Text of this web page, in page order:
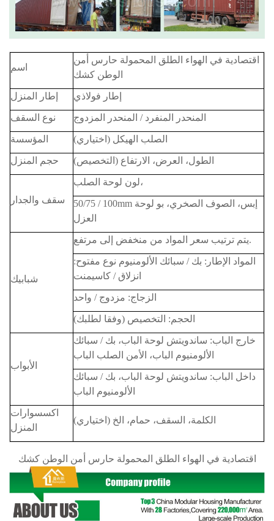
اسم
اقتصادية في الهواء الطلق المحمولة حارس أمن
الوطن كشك
إطار المنزل إطار فولاذي
نوع السقف المنحدر المنفرد / المنحدر المزدوج
المؤسسة الصلب الهيكل (اختياري)
حجم المنزل الطول، العرض، الارتفاع (التخصيص)
سقف والجدار
لون لوحة الصلب،
50/75 / 100mm إبس، الصوف الصخري، بو لوحة
العزل
شبابيك
يتم ترتيب سعر المواد من منخفض إلى مرتفع.
المواد الإطار: بك / سبائك الألومنيوم نوع مفتوح:
انزلاق / كاسيمنت
الزجاج: مزدوج / واحد
الحجم: التخصيص (وفقا لطلبك)
الأبواب
خارج الباب: ساندويتش لوحة الباب، بك / سبائك
الألومنيوم الباب، الأمن الصلب الباب
داخل الباب: ساندويتش لوحة الباب، بك / سبائك
الألومنيوم الباب
اكسسوارات
المنزل
الكلمة، السقف، حمام، الخ (اختياري)
اقتصادية في الهواء الطلق المحمولة حارس أمن الوطن كشك